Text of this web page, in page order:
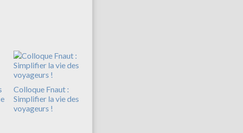
Colloque Fnaut :
Simplifier la vie des
voyageurs !